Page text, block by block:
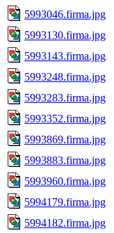
5993046.firma.jpg
5993130.firma.jpg
5993143.firma.jpg
5993248.firma.jpg
5993283.firma.jpg
5993352.firma.jpg
5993869.firma.jpg
5993883.firma.jpg
5993960.firma.jpg
5994179.firma.jpg
5994182.firma.jpg